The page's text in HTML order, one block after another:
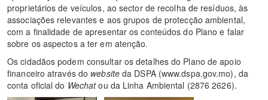
proprietários de veículos, ao sector de recolha de resíduos, às
associações relevantes e aos grupos de protecção ambiental,
com a finalidade de apresentar os conteúdos do Plano e falar
sobre os aspectos a ter em atenção.
Os cidadãos podem consultar os detalhes do Plano de apoio
financeiro através do websiteda DSPA (www.dspa.gov.mo), da
conta oficial do Wechatou da Linha Ambiental (2876 2626).